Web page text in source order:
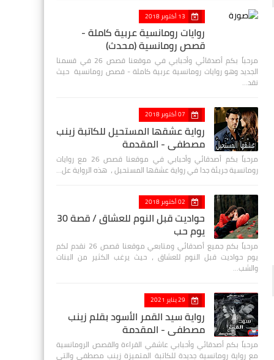
13 أكتوبر 2018
روايات رومانسية عربية كاملة -
قصص رومانسية (محدث)
مرحباً بكم أصدقائي وأحبابي في موقعنا قصص 26 في قسمنا
الجديد وهو روايات رومانسية عربية كاملة - قصص رومانسية حيث
نقد…
07 أكتوبر 2018
رواية عشقها المستحيل للكاتبة زينب
مصطفي - المقدمة
مرحباً بكم أصدقائي وأحبابي في موقعنا قصص 26 مع روايات
رومانسية جريئة جدا في رواية عشقها المستحيل ، هذه الرواية عل…
02 أكتوبر 2018
حواديت قبل النوم للعشاق / قصة 30
يوم حب
مرحباً بكم جميع أصدقائي ومتابعي موقعنا قصص 26 نقدم لكم
يوم حواديت قبل النوم للعشاق ، حيث يرغب الكثير من البنات
والشب…
29 يناير 2021
رواية سيد القمر الأسود بقلم زينب
مصطفي - المقدمة
مرحباً بكم أصدقائي وأحبابي عاشقي القراءة والقصص الرومانسية
مع رواية رومانسية جديدة للكاتبة المتميزة زينب مصطفى والتي